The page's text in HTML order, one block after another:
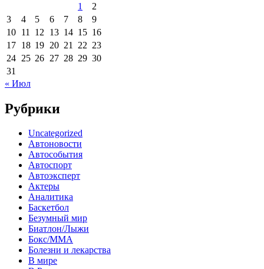
1
2
3
4 5 6 7 8
9
10 11 12 13 14 15 16
17 18 19 20 21 22 23
24 25 26 27 28 29 30
31
« Июл
Рубрики
Uncategorized
Автоновости
Автособытия
Автоспорт
Автоэксперт
Актеры
Аналитика
Баскетбол
Безумный мир
Биатлон/Лыжи
Бокс/MMA
Болезни и лекарства
В мире